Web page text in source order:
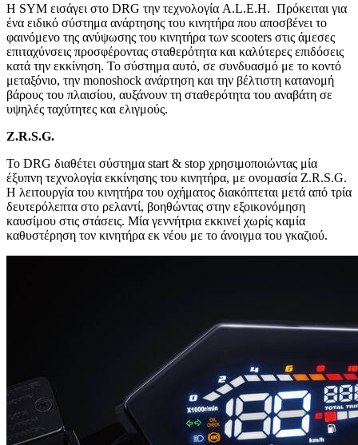
Η SYM εισάγει στο DRG την τεχνολογία A.L.E.H. Πρόκειται για
ένα ειδικό σύστημα ανάρτησης του κινητήρα που αποσβένει το
φαινόμενο της ανύψωσης του κινητήρα των scooters στις άμεσες
επιταχύνσεις προσφέροντας σταθερότητα και καλύτερες επιδόσεις
κατά την εκκίνηση. Το σύστημα αυτό, σε συνδυασμό με το κοντό
μεταξόνιο, την monoshock ανάρτηση και την βέλτιστη κατανομή
βάρους του πλαισίου, αυξάνουν τη σταθερότητα του αναβάτη σε
υψηλές ταχύτητες και ελιγμούς.
Z.R.S.G.
Το DRG διαθέτει σύστημα start & stop χρησιμοποιώντας μία
έξυπνη τεχνολογία εκκίνησης του κινητήρα, με ονομασία Z.R.S.G.
Η λειτουργία του κινητήρα του οχήματος διακόπτεται μετά από τρία
δευτερόλεπτα στο ρελαντί, βοηθώντας στην εξοικονόμηση
καυσίμου στις στάσεις. Μία γεννήτρια εκκινεί χωρίς καμία
καθυστέρηση τον κινητήρα εκ νέου με το άνοιγμα του γκαζιού.